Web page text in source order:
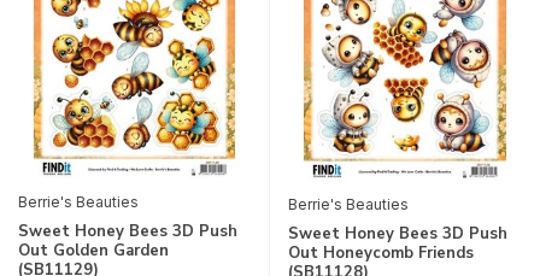
Berrie's Beauties
Sweet Honey Bees 3D Push
Out Golden Garden
(SB11129)
Berrie's Beauties
Sweet Honey Bees 3D Push
Out Honeycomb Friends